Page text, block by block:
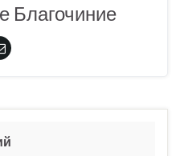
Благочиние